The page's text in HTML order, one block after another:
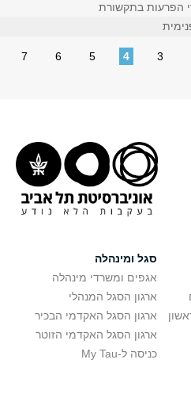
הפרעות בתקשורת
3
4
5
6
7
סגל ומינהלה
אגפים ומשרדי מינהלה
ארגון הסגל המנהלי
ארגון הסגל האקדמי הבכיר
ארגון הסגל האקדמי הזוטר
כניסה ל-My Tau